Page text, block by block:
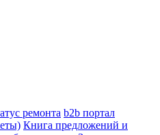
ремонта b2b портал
Книга предложений и